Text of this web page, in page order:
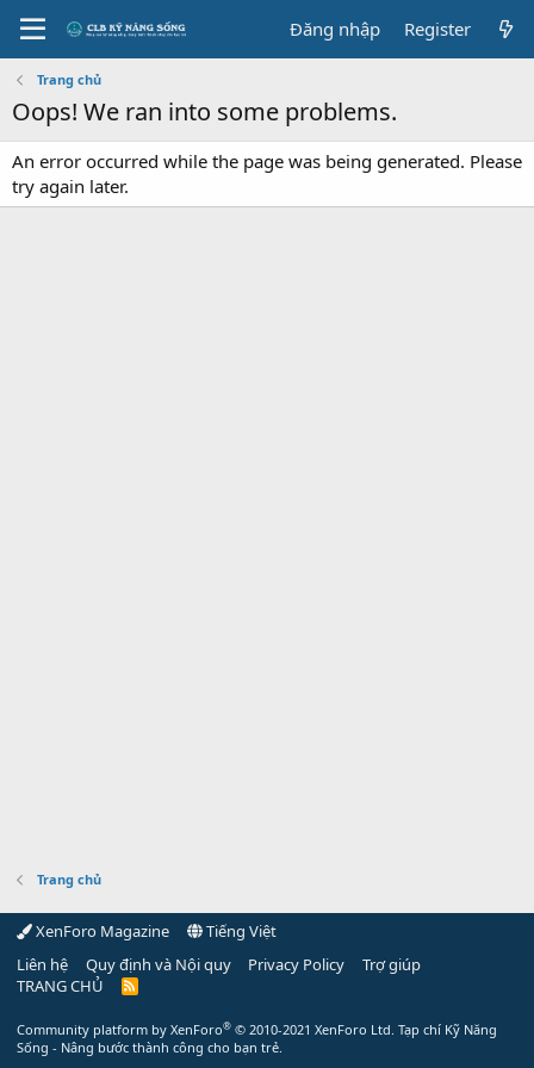
Đăng nhập Register
Trang chủ
Oops! We ran into some problems.
An error occurred while the page was being generated. Please
try again later.
Trang chủ
XenForo Magazine
Tiếng Việt
Liên hệ
Quy định và Nội quy Privacy Policy
Trợ giúp
TRANG CHỦ
R
Community platform by XenForo® © 2010-2021 XenForo Ltd. Tạp chí Kỹ Năng
Sống - Nâng bước thành công cho bạn trẻ.